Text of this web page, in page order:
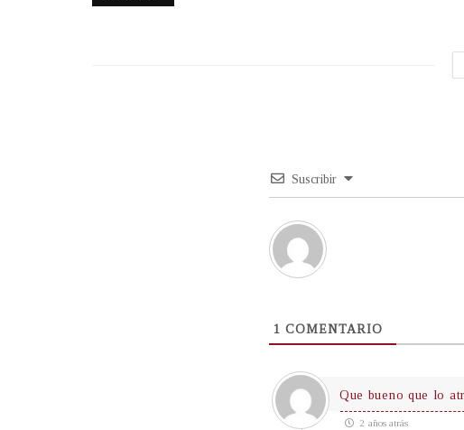
Suscribir
1 COMENTARIO
Que bueno que lo
2 años atrás